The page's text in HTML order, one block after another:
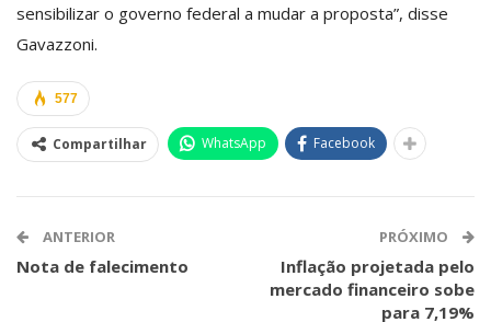
sensibilizar o governo federal a mudar a proposta”, disse
Gavazzoni.
577
Compartilhar WhatsApp Facebook
ANTERIOR
Nota de falecimento
PRÓXIMO
Inflação projetada pelo
mercado financeiro sobe
para 7,19%